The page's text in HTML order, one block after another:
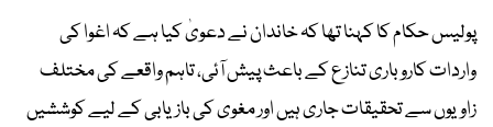
پولیس حکام کا کہنا تھا کہ خاندان نے دعویٰ کیا ہے کہ اغوا کی
واردات کاروباری تنازع کے باعث پیش آئی، تاہم واقعے کی مختلف
زاویوں سے تحقیقات جاری ہیں اور مغوی کی بازیابی کے لیے کوششیں